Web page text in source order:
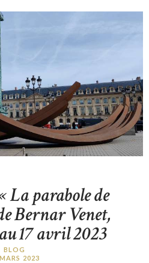
La parabole de
Bernar Venet,
17 avril 2023
BLOG
2023